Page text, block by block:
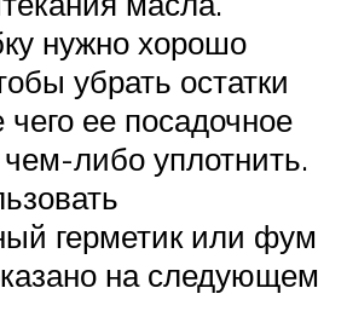
нужно хорошо
убрать остатки
ее посадочное
либо уплотнить.
герметик или фум
на следующем